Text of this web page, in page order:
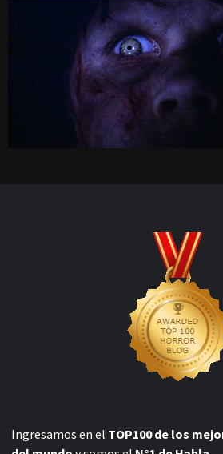
Ingresamos en el TOP100 de los